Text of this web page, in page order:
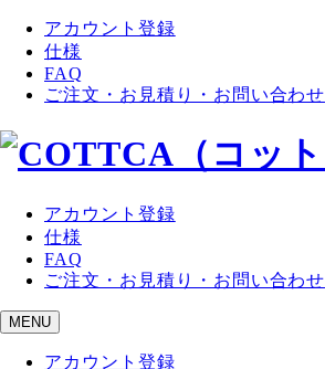
アカウント登録
仕様
FAQ
ご注文・お見積り・お問い合わせ
アカウント登録
仕様
FAQ
ご注文・お見積り・お問い合わせ
MENU
アカウント登録